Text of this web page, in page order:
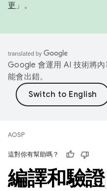
更 」。
Google 會運用 AI 技術將
能會出錯。
AOSP
這對你有幫助嗎？
編譯和驗證